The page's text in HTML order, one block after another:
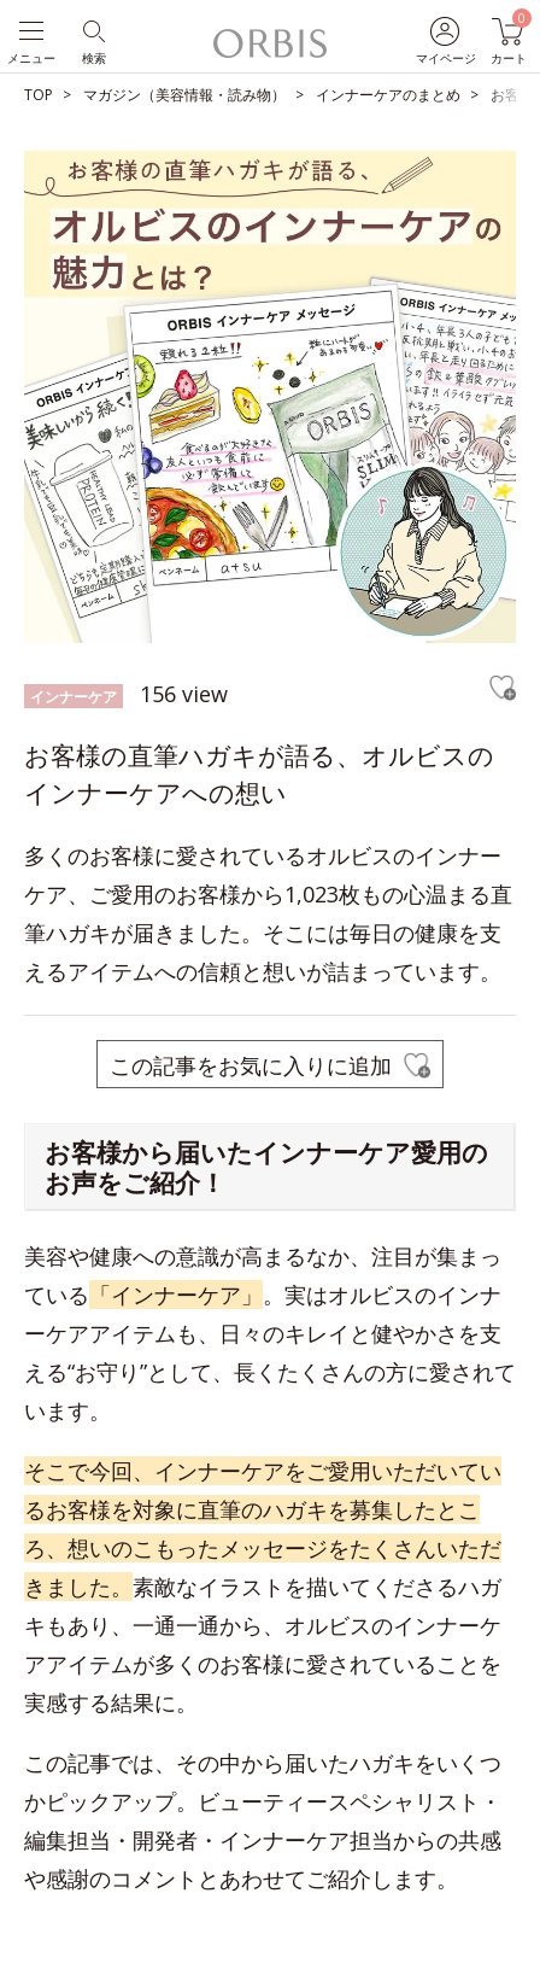
マイページ
0
カート
検索
メニュー
TOP マガジン（美容情報・読み物） インナーケアのまとめ お客様
インナーケア 156 view
お客様の直筆ハガキが語る、オルビスの
インナーケアへの想い
多くのお客様に愛されているオルビスのインナー
ケア、ご愛用のお客様から1,023枚もの心温まる直
筆ハガキが届きました。そこには毎日の健康を支
えるアイテムへの信頼と想いが詰まっています。
この記事をお気に入りに追加
お客様から届いたインナーケア愛用の
お声をご紹介！
美容や健康への意識が高まるなか、注目が集まっ
ている 「インナーケア」 。実はオルビスのインナ
ーケアアイテムも、日々のキレイと健やかさを支
える“お守り”として、長くたくさんの方に愛されて
います。
そこで今回、インナーケアをご愛用いただいてい
るお客様を対象に直筆のハガキを募集したとこ
ろ、想いのこもったメッセージをたくさんいただ
きました。 素敵なイラストを描いてくださるハガ
キもあり、一通一通から、オルビスのインナーケ
アアイテムが多くのお客様に愛されていることを
実感する結果に。
この記事では、その中から届いたハガキをいくつ
かピックアップ。ビューティースペシャリスト・
編集担当・開発者・インナーケア担当からの共感
や感謝のコメントとあわせてご紹介します。